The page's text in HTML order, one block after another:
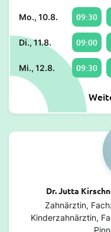
Mo., 10.8. 09:30
Di., 11.8. 09:00
Mi., 12.8. 09:30
Dr. Jutta
Zahnärztin,
Kinderzahnärztin,